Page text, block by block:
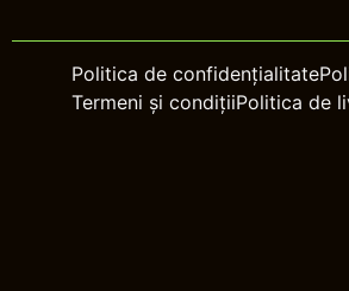
Politica de confidențialitate
Termeni și condițiiPolitica de